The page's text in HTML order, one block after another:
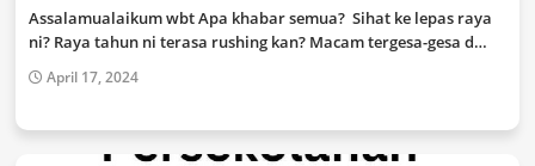
Assalamualaikum wbt Apa khabar semua? Sihat ke lepas raya
ni? Raya tahun ni terasa rushing kan? Macam tergesa-gesa d…
April 17, 2024